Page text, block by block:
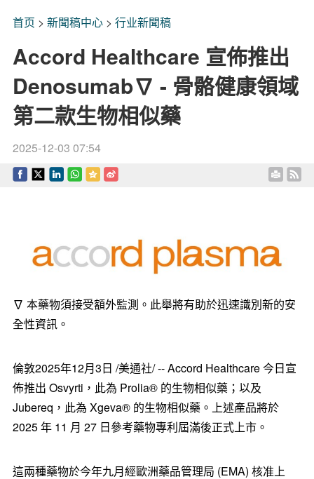
首页 > 新聞稿中心> 行业新聞稿
Accord Healthcare 宣佈推出
Denosumab∇ - 骨骼健康領域
第二款生物相似藥
2025-12-03 07:54
∇ 本藥物須接受額外監測。此舉將有助於迅速識別新的安
全性資訊。
倫敦2025年12月3日 /美通社/ -- Accord Healthcare 今日宣
佈推出 Osvyrti，此為 Prolia® 的生物相似藥；以及
Jubereq，此為 Xgeva® 的生物相似藥。上述產品將於
2025 年 11 月 27 日參考藥物專利屆滿後正式上市。
這兩種藥物於今年九月經歐洲藥品管理局 (EMA) 核准上